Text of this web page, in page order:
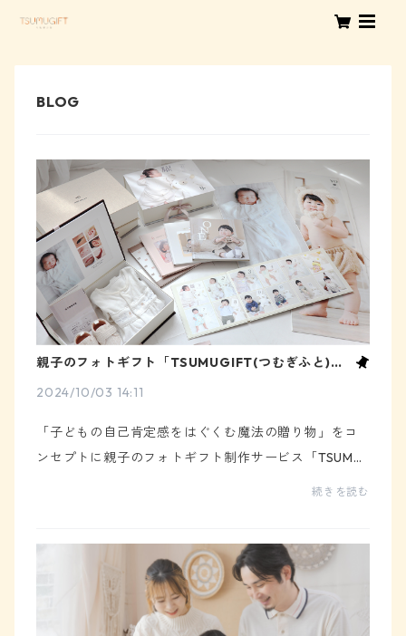
親子のフォトギフト「TSUMUGIFT(つむぎふと)」
2024/10/03 14:11
「子どもの自己肯定感をはぐくむ魔法の贈り物」をコ
ンセプトに親子のフォトギフト制作サービス「TSUMU
GIFT(つむぎふと)」をリリースしました。TSUMUGIFT
続きを読む